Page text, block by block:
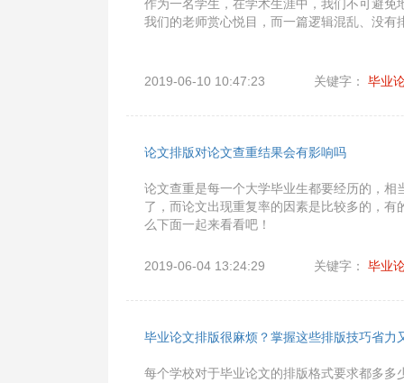
作为一名学生，在学术生涯中，我们不可避
我们的老师赏心悦目，而一篇逻辑混乱、没
2019-06-10 10:47:23 关键字： 毕业
论文排版对论文查重结果会有影响吗
论文查重是每一个大学毕业生都要经历的，
了，而论文出现重复率的因素是比较多的，
么下面一起来看看吧！
2019-06-04 13:24:29 关键字： 毕业
毕业论文排版很麻烦？掌握这些排版技巧省力
每个学校对于毕业论文的排版格式要求都多